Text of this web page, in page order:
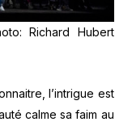
Richard Hubert
l’intrigue est
calme sa faim au